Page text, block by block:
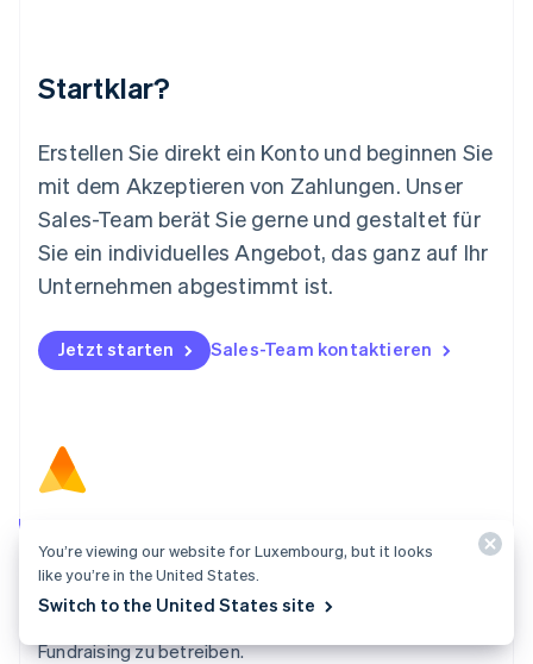
Startklar?
Erstellen Sie direkt ein Konto und beginnen Sie
mit dem Akzeptieren von Zahlungen. Unser
Sales-Team berät Sie gerne und gestaltet für
Sie ein individuelles Angebot, das ganz auf Ihr
Unternehmen abgestimmt ist.
Jetzt starten Sales-Team kontaktieren
Starten Sie Ihr Unternehmen mit wenigen Klicks und
machen Sie sich bereit, Zahlungen von Kundinnen und
Fundraising zu betreiben.
English
Español English
Neuseeland
English
Niederlande
Norwegen
English
DeutschEnglish
Polen
English
Schweden
Schweiz
Deutsch FrançaisItalianoEnglish
Singapur
Slowakei
You’re viewing our website for Luxembourg, but it looks
like you’re in the United States.
Switch to the United States site